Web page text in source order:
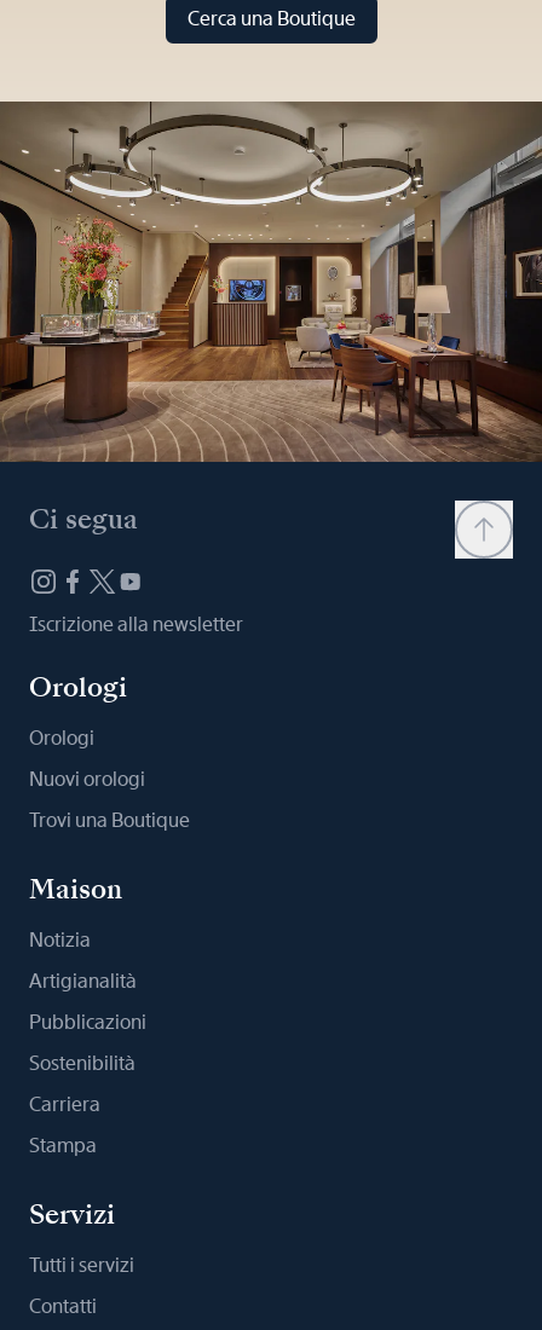
Cerca una Boutique
Ci segua
Iscrizione alla newsletter
Orologi
Orologi
Nuovi orologi
Trovi una Boutique
Maison
Notizia
Artigianalità
Pubblicazioni
Sostenibilità
Carriera
Stampa
Servizi
Tutti i servizi
Contatti